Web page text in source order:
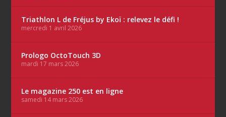
Triathlon L de Fréjus by Ekoï : relevez le défi !
mercredi 1 avril 2026
Prologo OctoTouch 3D
mardi 17 mars 2026
Le magazine 250 est en ligne
samedi 14 mars 2026